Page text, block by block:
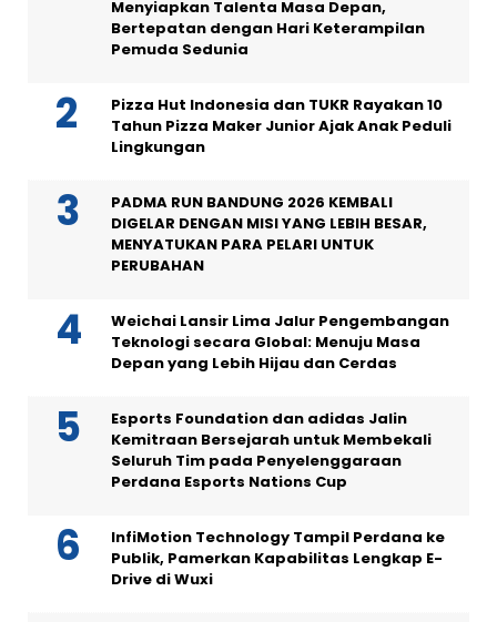
Menyiapkan Talenta Masa Depan,
Bertepatan dengan Hari Keterampilan
Pemuda Sedunia
Pizza Hut Indonesia dan TUKR Rayakan 10
Tahun Pizza Maker Junior Ajak Anak Peduli
Lingkungan
PADMA RUN BANDUNG 2026 KEMBALI
DIGELAR DENGAN MISI YANG LEBIH BESAR,
MENYATUKAN PARA PELARI UNTUK
PERUBAHAN
Weichai Lansir Lima Jalur Pengembangan
Teknologi secara Global: Menuju Masa
Depan yang Lebih Hijau dan Cerdas
Esports Foundation dan adidas Jalin
Kemitraan Bersejarah untuk Membekali
Seluruh Tim pada Penyelenggaraan
Perdana Esports Nations Cup
InfiMotion Technology Tampil Perdana ke
Publik, Pamerkan Kapabilitas Lengkap E-
Drive di Wuxi